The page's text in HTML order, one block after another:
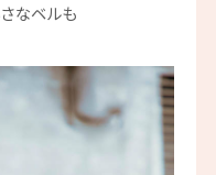
なベルも